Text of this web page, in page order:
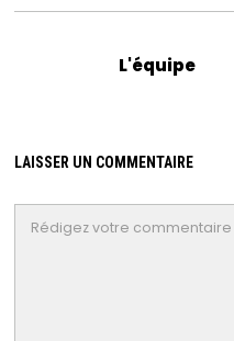
L'équipe
LAISSER UN COMMENTAIRE